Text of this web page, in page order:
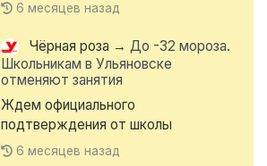
6 месяцев назад
Чёрная роза → До -32 мороза.
Школьникам в Ульяновске
отменяют занятия
Ждем официального
подтверждения от школы
6 месяцев назад